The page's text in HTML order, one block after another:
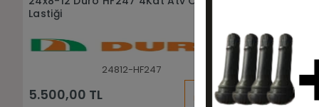
6Kat Ön Arka Takım Atv Lastiği
24812-241012-P3501
19.500,00 TL KARGO
BEDAVA 5.000,00